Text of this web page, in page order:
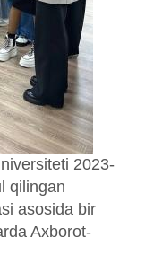
2023-
qilingan
asosida bir
Axborot-